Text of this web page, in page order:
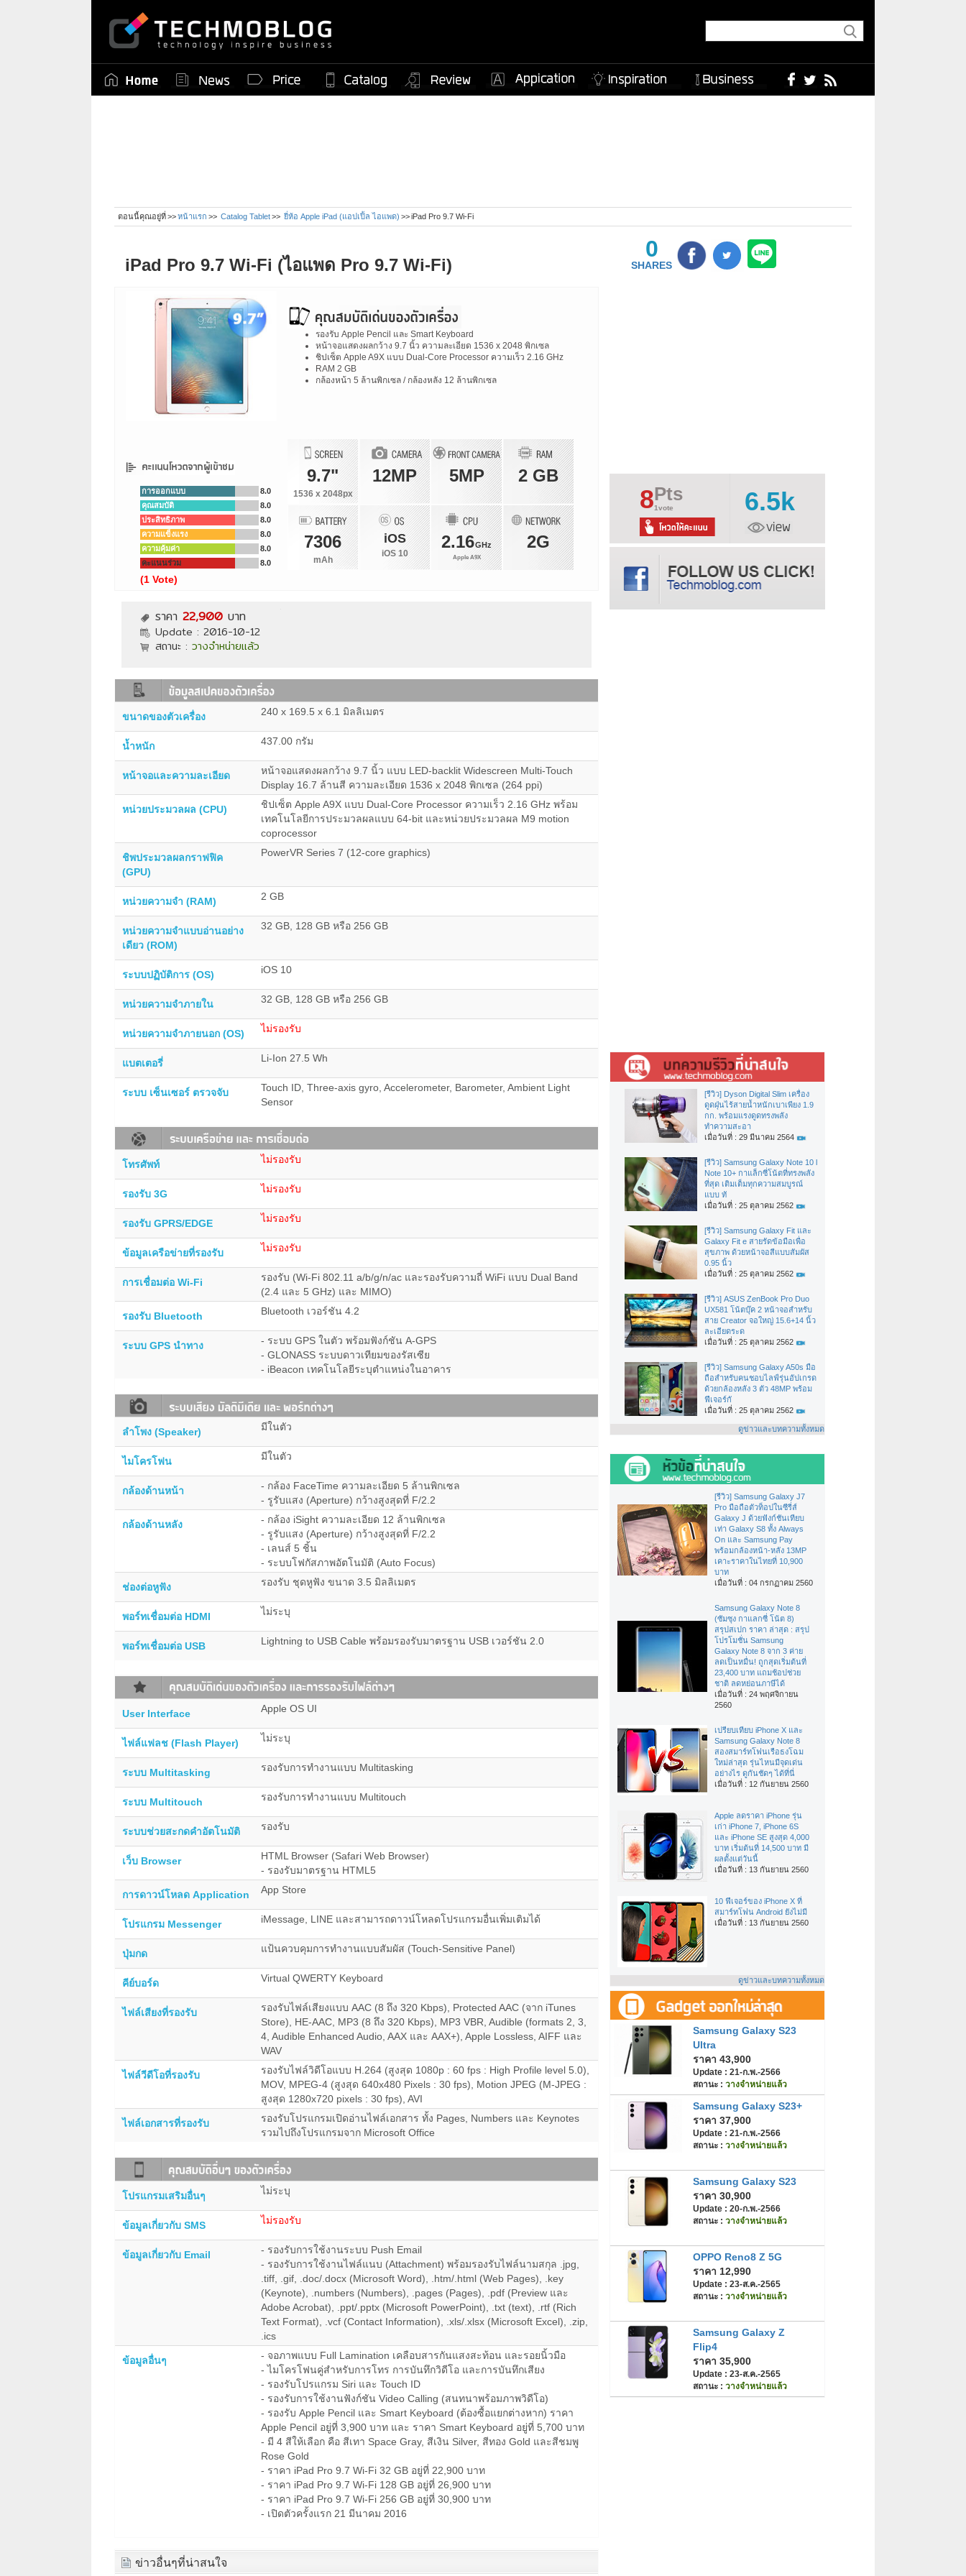
ตอนนี้คุณอยู่ที่ หน้าแรก Catalog Tablet ยี่ห้อ Apple iPad (แอปเปิ้ล ไอแพด) iPad Pro 9.7 Wi-Fi
iPad Pro 9.7 Wi-Fi (ไอแพด Pro 9.7 Wi-Fi)
0
SHARES
การออกแบบ
8.0
คุณสมบัติ
8.0
ประสิทธิภาพ
8.0
ความแข็งแรง
8.0
ความคุ้มค่า
8.0
คะแนนร่วม
8.0
(1 Vote)
รองรับ Apple Pencil และ Smart Keyboard
หน้าจอแสดงผลกว้าง 9.7 นิ้ว ความละเอียด 1536 x 2048 พิกเซล
ชิปเซ็ต Apple A9X แบบ Dual-Core Processor ความเร็ว 2.16 GHz
RAM 2 GB
กล้องหน้า 5 ล้านพิกเซล / กล้องหลัง 12 ล้านพิกเซล
9.7"
1536 x 2048px
12MP 5MP 2 GB
7306
mAh
iOS
iOS 10
2.16GHz
Apple A9X
2G
ราคา 22,900 บาท
Update : 2016-10-12
สถานะ : วางจำหน่ายแล้ว
ขนาดของตัวเครื่อง 240 x 169.5 x 6.1 มิลลิเมตร
น้ำหนัก 437.00 กรัม
หน้าจอและความละเอียด
หน้าจอแสดงผลกว้าง 9.7 นิ้ว แบบ LED-backlit Widescreen Multi-Touch
Display 16.7 ล้านสี ความละเอียด 1536 x 2048 พิกเซล (264 ppi)
หน่วยประมวลผล (CPU)
ชิปเซ็ต Apple A9X แบบ Dual-Core Processor ความเร็ว 2.16 GHz พร้อม
เทคโนโลยีการประมวลผลแบบ 64-bit และหน่วยประมวลผล M9 motion
coprocessor
ชิพประมวลผลกราฟฟิค
(GPU)
PowerVR Series 7 (12-core graphics)
หน่วยความจำ (RAM) 2 GB
หน่วยความจำแบบอ่านอย่าง
เดียว (ROM)
32 GB, 128 GB หรือ 256 GB
ระบบปฏิบัติการ (OS) iOS 10
หน่วยความจำภายใน 32 GB, 128 GB หรือ 256 GB
หน่วยความจำภายนอก (OS) ไม่รองรับ
แบตเตอรี่ Li-Ion 27.5 Wh
ระบบ เซ็นเซอร์ ตรวจจับ
Touch ID, Three-axis gyro, Accelerometer, Barometer, Ambient Light
Sensor
โทรศัพท์ ไม่รองรับ
รองรับ 3G ไม่รองรับ
รองรับ GPRS/EDGE ไม่รองรับ
ข้อมูลเครือข่ายที่รองรับ ไม่รองรับ
การเชื่อมต่อ Wi-Fi
รองรับ (Wi-Fi 802.11 a/b/g/n/ac และรองรับความถี่ WiFi แบบ Dual Band
(2.4 และ 5 GHz) และ MIMO)
รองรับ Bluetooth Bluetooth เวอร์ชัน 4.2
ระบบ GPS นำทาง
- ระบบ GPS ในตัว พร้อมฟังก์ชัน A-GPS
- GLONASS ระบบดาวเทียมของรัสเซีย
- iBeacon เทคโนโลยีระบุตำแหน่งในอาคาร
ลำโพง (Speaker) มีในตัว
ไมโครโฟน มีในตัว
กล้องด้านหน้า
- กล้อง FaceTime ความละเอียด 5 ล้านพิกเซล
- รูรับแสง (Aperture) กว้างสูงสุดที่ F/2.2
กล้องด้านหลัง
- กล้อง iSight ความละเอียด 12 ล้านพิกเซล
- รูรับแสง (Aperture) กว้างสูงสุดที่ F/2.2
- เลนส์ 5 ชิ้น
- ระบบโฟกัสภาพอัตโนมัติ (Auto Focus)
ช่องต่อหูฟัง รองรับ ชุดหูฟัง ขนาด 3.5 มิลลิเมตร
พอร์ทเชื่อมต่อ HDMI ไม่ระบุ
พอร์ทเชื่อมต่อ USB Lightning to USB Cable พร้อมรองรับมาตรฐาน USB เวอร์ชัน 2.0
User Interface Apple OS UI
ไฟล์แฟลช (Flash Player) ไม่ระบุ
ระบบ Multitasking รองรับการทำงานแบบ Multitasking
ระบบ Multitouch รองรับการทำงานแบบ Multitouch
ระบบช่วยสะกดคำอัตโนมัติ รองรับ
เว็บ Browser
HTML Browser (Safari Web Browser)
- รองรับมาตรฐาน HTML5
การดาวน์โหลด Application App Store
โปรแกรม Messenger iMessage, LINE และสามารถดาวน์โหลดโปรแกรมอื่นเพิ่มเติมได้
ปุ่มกด แป้นควบคุมการทำงานแบบสัมผัส (Touch-Sensitive Panel)
คีย์บอร์ด Virtual QWERTY Keyboard
ไฟล์เสียงที่รองรับ
รองรับไฟล์เสียงแบบ AAC (8 ถึง 320 Kbps), Protected AAC (จาก iTunes
Store), HE-AAC, MP3 (8 ถึง 320 Kbps), MP3 VBR, Audible (formats 2, 3,
4, Audible Enhanced Audio, AAX และ AAX+), Apple Lossless, AIFF และ
WAV
ไฟล์วีดีโอที่รองรับ
รองรับไฟล์วิดีโอแบบ H.264 (สูงสุด 1080p : 60 fps : High Profile level 5.0),
MOV, MPEG-4 (สูงสุด 640x480 Pixels : 30 fps), Motion JPEG (M-JPEG :
สูงสุด 1280x720 pixels : 30 fps), AVI
ไฟล์เอกสารที่รองรับ
รองรับโปรแกรมเปิดอ่านไฟล์เอกสาร ทั้ง Pages, Numbers และ Keynotes
รวมไปถึงโปรแกรมจาก Microsoft Office
โปรแกรมเสริมอื่นๆ ไม่ระบุ
ข้อมูลเกี่ยวกับ SMS ไม่รองรับ
ข้อมูลเกี่ยวกับ Email
- รองรับการใช้งานระบบ Push Email
- รองรับการใช้งานไฟล์แนบ (Attachment) พร้อมรองรับไฟล์นามสกุล .jpg,
.tiff, .gif, .doc/.docx (Microsoft Word), .htm/.html (Web Pages), .key
(Keynote), .numbers (Numbers), .pages (Pages), .pdf (Preview และ
Adobe Acrobat), .ppt/.pptx (Microsoft PowerPoint), .txt (text), .rtf (Rich
Text Format), .vcf (Contact Information), .xls/.xlsx (Microsoft Excel), .zip,
.ics
ข้อมูลอื่นๆ
- จอภาพแบบ Full Lamination เคลือบสารกันแสงสะท้อน และรอยนิ้วมือ
- ไมโครโฟนคู่สำหรับการโทร การบันทึกวิดีโอ และการบันทึกเสียง
- รองรับโปรแกรม Siri และ Touch ID
- รองรับการใช้งานฟังก์ชัน Video Calling (สนทนาพร้อมภาพวิดีโอ)
- รองรับ Apple Pencil และ Smart Keyboard (ต้องซื้อแยกต่างหาก) ราคา
Apple Pencil อยู่ที่ 3,900 บาท และ ราคา Smart Keyboard อยู่ที่ 5,700 บาท
- มี 4 สีให้เลือก คือ สีเทา Space Gray, สีเงิน Silver, สีทอง Gold และสีชมพู
Rose Gold
- ราคา iPad Pro 9.7 Wi-Fi 32 GB อยู่ที่ 22,900 บาท
- ราคา iPad Pro 9.7 Wi-Fi 128 GB อยู่ที่ 26,900 บาท
- ราคา iPad Pro 9.7 Wi-Fi 256 GB อยู่ที่ 30,900 บาท
- เปิดตัวครั้งแรก 21 มีนาคม 2016
ข่าวอื่นๆที่น่าสนใจ
8Pts
1vote 6.5k
[รีวิว] Dyson Digital Slim เครื่อง
ดูดฝุ่นไร้สายน้ำหนักเบาเพียง 1.9
กก. พร้อมแรงดูดทรงพลัง
ทำความสะอา
เมื่อวันที่ : 29 มีนาคม 2564
[รีวิว] Samsung Galaxy Note 10 l
Note 10+ กาแล็กซี่โน้ตที่ทรงพลัง
ที่สุด เติมเต็มทุกความสมบูรณ์
แบบ ทั
เมื่อวันที่ : 25 ตุลาคม 2562
[รีวิว] Samsung Galaxy Fit และ
Galaxy Fit e สายรัดข้อมือเพื่อ
สุขภาพ ด้วยหน้าจอสีแบบสัมผัส
0.95 นิ้ว
เมื่อวันที่ : 25 ตุลาคม 2562
[รีวิว] ASUS ZenBook Pro Duo
UX581 โน้ตบุ๊ค 2 หน้าจอสำหรับ
สาย Creator จอใหญ่ 15.6+14 นิ้ว
ละเอียดระด
เมื่อวันที่ : 25 ตุลาคม 2562
[รีวิว] Samsung Galaxy A50s มือ
ถือสำหรับคนชอบไลฟ์รุ่นอัปเกรด
ด้วยกล้องหลัง 3 ตัว 48MP พร้อม
ฟีเจอร์กั
เมื่อวันที่ : 25 ตุลาคม 2562
ดูข่าวและบทความทั้งหมด
[รีวิว] Samsung Galaxy J7
Pro มือถือตัวท็อปในซีรี่ส์
Galaxy J ด้วยฟังก์ชันเทียบ
เท่า Galaxy S8 ทั้ง Always
On และ Samsung Pay
พร้อมกล้องหน้า-หลัง 13MP
เคาะราคาในไทยที่ 10,900
บาท
เมื่อวันที่ : 04 กรกฏาคม 2560
Samsung Galaxy Note 8
(ซัมซุง กาแลกซี่ โน้ต 8)
สรุปสเปก ราคา ล่าสุด : สรุป
โปรโมชั่น Samsung
Galaxy Note 8 จาก 3 ค่าย
ลดเป็นหมื่น! ถูกสุดเริ่มต้นที่
23,400 บาท แถมช้อปช่วย
ชาติ ลดหย่อนภาษีได้
เมื่อวันที่ : 24 พฤศจิกายน
2560
เปรียบเทียบ iPhone X และ
Samsung Galaxy Note 8
สองสมาร์ทโฟนเรือธงโฉม
ใหม่ล่าสุด รุ่นไหนมีจุดเด่น
อย่างไร ดูกันชัดๆ ได้ที่นี่
เมื่อวันที่ : 12 กันยายน 2560
Apple ลดราคา iPhone รุ่น
เก่า iPhone 7, iPhone 6S
และ iPhone SE สูงสุด 4,000
บาท เริ่มต้นที่ 14,500 บาท มี
ผลตั้งแต่วันนี้
เมื่อวันที่ : 13 กันยายน 2560
10 ฟีเจอร์ของ iPhone X ที่
สมาร์ทโฟน Android ยังไม่มี
เมื่อวันที่ : 13 กันยายน 2560
ดูข่าวและบทความทั้งหมด
Samsung Galaxy S23
Ultra
ราคา 43,900
Update : 21-ก.พ.-2566
สถานะ : วางจำหน่ายแล้ว
Samsung Galaxy S23+
ราคา 37,900
Update : 21-ก.พ.-2566
สถานะ : วางจำหน่ายแล้ว
Samsung Galaxy S23
ราคา 30,900
Update : 20-ก.พ.-2566
สถานะ : วางจำหน่ายแล้ว
OPPO Reno8 Z 5G
ราคา 12,990
Update : 23-ส.ค.-2565
สถานะ : วางจำหน่ายแล้ว
Samsung Galaxy Z
Flip4
ราคา 35,900
Update : 23-ส.ค.-2565
สถานะ : วางจำหน่ายแล้ว